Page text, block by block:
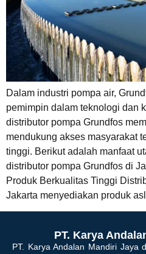
Dalam industri pompa air,
pemimpin dalam teknologi dan
distributor pompa Grundfos
mendukung akses masyarakat
tinggi. Berikut adalah manfaat
distributor pompa Grundfos di
Produk Berkualitas Tinggi
Jakarta menyediakan produk
PT. Karya
PT. Karya Andalan Mandiri Jaya